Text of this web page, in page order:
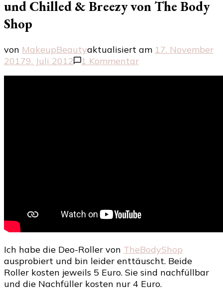
und Chilled & Breezy von The Body
Shop
von MakeupBeautyaktualisiert am 17. November
20179. Juli 2012 1 Kommentarzu
Body
Shop
Ich habe die Deo-Roller von TheBodyShop
ausprobiert und bin leider enttäuscht. Beide
Roller kosten jeweils 5 Euro. Sie sind nachfüllbar
und die Nachfüller kosten nur 4 Euro.